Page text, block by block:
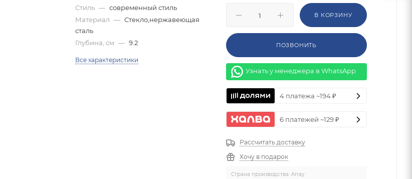
Стиль — современный стиль
Материал — Стекло,нержавеющая
сталь
Глубина, см — 9.2
Все характеристики
В КОРЗИНУ
ПОЗВОНИТЬ
Узнать у менеджера в WhatsApp
4 платежа ~194 ₽
6 платежей ~129 ₽
Рассчитать доставку
Хочу в подарок
Страна производства: Array